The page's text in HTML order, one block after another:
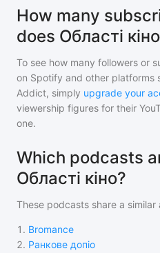
How many
does Області
To see how many followers or
on Spotify and other platforms
Addict, simply upgrade your
viewership figures for their
one.
Which podcasts
Області кіно?
These podcasts share a similar
1 . Bromance
2. Ранкове допіо